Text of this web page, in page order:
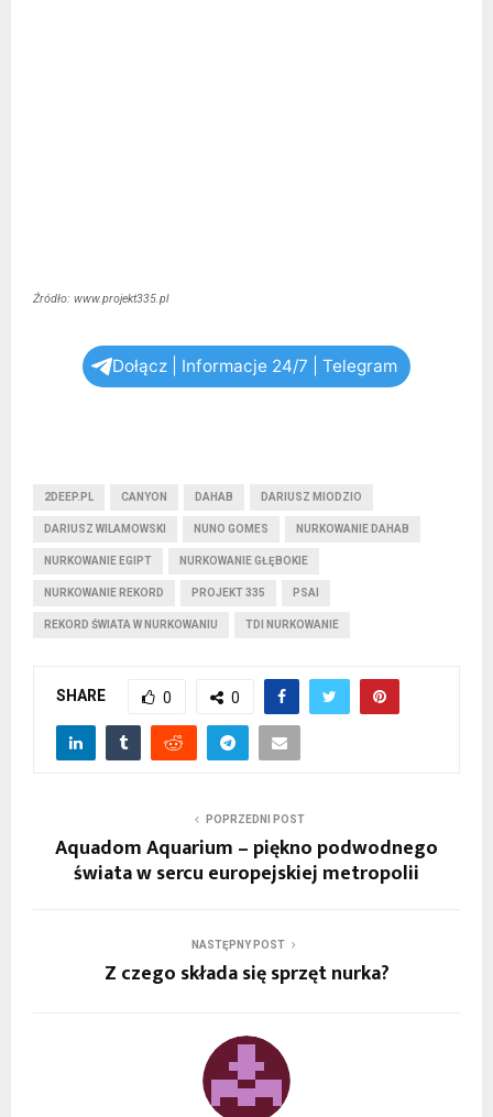
Źródło: www.projekt335.pl
Dołącz | Informacje 24/7 | Telegram
2DEEP.PL CANYON DAHAB DARIUSZ MIODZIO
DARIUSZ WILAMOWSKI NUNO GOMES NURKOWANIE DAHAB
NURKOWANIE EGIPT NURKOWANIE GŁĘBOKIE
NURKOWANIE REKORD PROJEKT 335 PSAI
REKORD ŚWIATA W NURKOWANIU TDI NURKOWANIE
SHARE 0 0
POPRZEDNI POST
Aquadom Aquarium – piękno podwodnego
świata w sercu europejskiej metropolii
NASTĘPNY POST
Z czego składa się sprzęt nurka?